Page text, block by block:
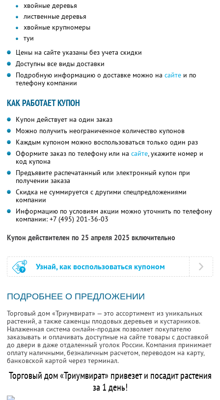
хвойные деревья
лиственные деревья
хвойные крупномеры
туи
Цены на сайте указаны без учета скидки
Доступны все виды доставки
Подробную информацию о доставке можно на сайте и по
телефону компании
КАК РАБОТАЕТ КУПОН
Купон действует на один заказ
Можно получить неограниченное количество купонов
Каждым купоном можно воспользоваться только один раз
Оформите заказ по телефону или на сайте, укажите номер и
код купона
Предъявите распечатанный или электронный купон при
получении заказа
Скидка не суммируется с другими спецпредложениями
компании
Информацию по условиям акции можно уточнить по телефону
компании: +7 (495) 201-36-03
Купон действителен по 25 апреля 2025 включительно
Узнай, как воспользоваться купоном
ПОДРОБНЕЕ О ПРЕДЛОЖЕНИИ
Торговый дом «Триумвират» — это ассортимент из уникальных
растений, а также саженцы плодовых деревьев и кустарников.
Налаженная система онлайн-продаж позволяет покупателю
заказывать и оплачивать доступные на сайте товары с доставкой
до двери в даже отдаленный уголок России. Компания принимает
оплату наличными, безналичным расчетом, переводом на карту,
банковской картой через терминал.
Торговый дом «Триумвират» привезет и посадит растения
за 1 день!